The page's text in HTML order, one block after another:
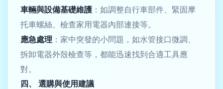
車輛與設備基礎維護 ：如調整自行車部件、緊固摩
托車螺絲、檢查家用電器內部連接等。
應急處理 ：家中突發的小問題，如水管接口微調、
拆卸電器外殼檢查等，都能迅速找到合適工具應
對。
四、 選購與使用建議